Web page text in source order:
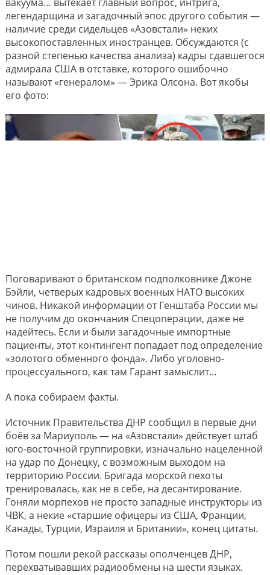
легендарщина и загадочный эпос другого события —
наличие среди сидельцев «Азовстали» неких
высокопоставленных иностранцев. Обсуждаются (с
разной степенью качества анализа) кадры сдавшегося
адмирала США в отставке, которого ошибочно
называют «генералом» — Эрика Олсона. Вот якобы
его фото:
Поговаривают о британском подполковнике Джоне
Бэйли, четверых кадровых военных НАТО высоких
чинов. Никакой информации от Генштаба России мы
не получим до окончания Спецоперации, даже не
надейтесь. Если и были загадочные импортные
пациенты, этот контингент попадает под определение
«золотого обменного фонда». Либо уголовно-
процессуального, как там Гарант замыслит…
А пока собираем факты.
Источник Правительства ДНР сообщил в первые дни
боёв за Мариуполь — на «Азовстали» действует штаб
юго-восточной группировки, изначально нацеленной
на удар по Донецку, с возможным выходом на
территорию России. Бригада морской пехоты
тренировалась, как не в себе, на десантирование.
Гоняли морпехов не просто западные инструкторы из
ЧВК, а некие «старшие офицеры из США, Франции,
Канады, Турции, Израиля и Британии», конец цитаты.
Потом пошли рекой рассказы ополченцев ДНР,
перехватывавших радиообмены на шести языках.